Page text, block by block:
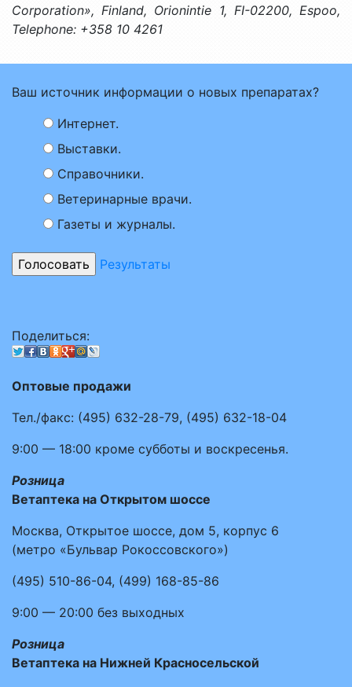
Corporation», Finland, Orionintie 1, FI-02200, Espoo,
Telephone: +358 10 4261
Ваш источник информации о новых препаратах?
Интернет.
Выставки.
Справочники.
Ветеринарные врачи.
Газеты и журналы.
Результаты
Поделиться:
Оптовые продажи
Тел./факс: (495) 632-28-79, (495) 632-18-04
9:00 — 18:00 кроме субботы и воскресенья.
Розница
Ветаптека на Открытом шоссе
Москва, Открытое шоссе, дом 5, корпус 6
(метро «Бульвар Рокоссовского»)
(495) 510-86-04, (499) 168-85-86
9:00 — 20:00 без выходных
Розница
Ветаптека на Нижней Красносельской